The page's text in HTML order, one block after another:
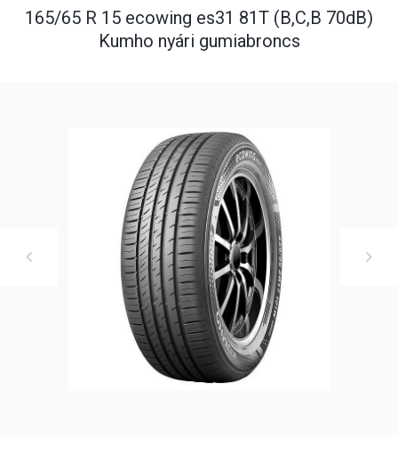
165/65 R 15 ecowing es31 81T (B,C,B 70dB)
Kumho nyári gumiabroncs